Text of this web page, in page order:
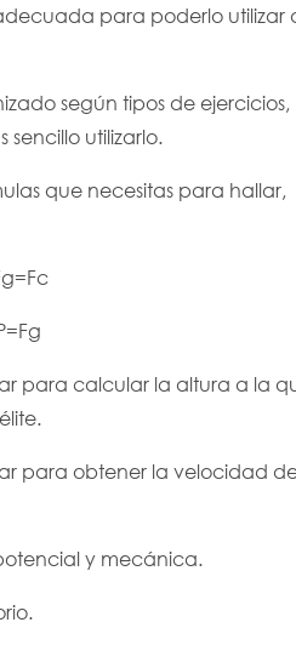
para poderlo utilizar
según tipos de ejercicios,
sencillo utilizarlo.
que necesitas para hallar,
para calcular la altura a la
para obtener la velocidad
y mecánica.